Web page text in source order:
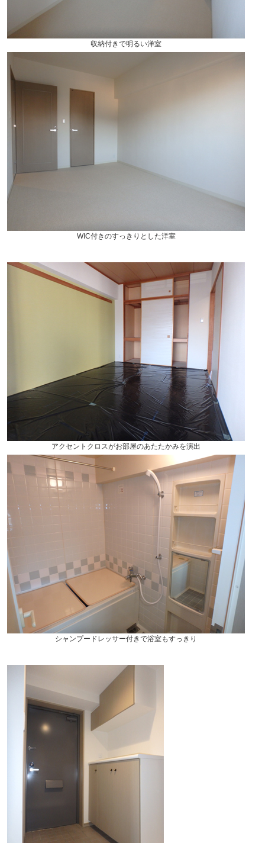
収納付きで明るい洋室
WIC付きのすっきりとした洋室
アクセントクロスがお部屋のあたたかみを演出
シャンプードレッサー付きで浴室もすっきり